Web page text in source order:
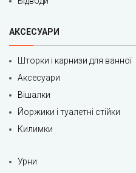
АКСЕСУАРИ
Шторки і карнизи для ванної
Аксесуари
Вішалки
Йоржики і туалетні стійки
Килимки
Урни